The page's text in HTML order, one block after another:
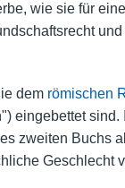
wie sie für
dem römischen
eingebettet
zweiten Buchs